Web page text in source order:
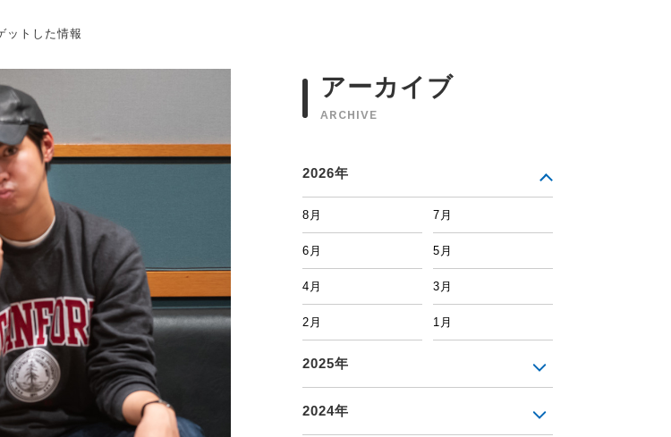
ットした情報
アーカイブ
ARCHIVE
2026年
8月 7月
6月 5月
4月 3月
2月 1月
2025年
2024年